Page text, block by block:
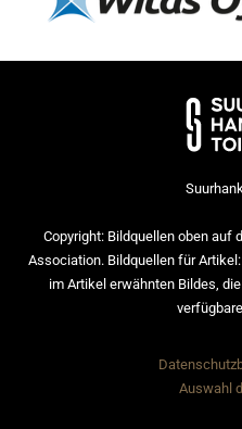
Copyright: Bildquellen oben auf
Association. Bildquellen für
im Artikel erwähnten Bildes,
Auswahl